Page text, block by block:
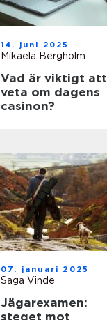
14. juni 2025
Mikaela Bergholm
Vad är viktigt att
veta om dagens
casinon?
07. januari 2025
Saga Vinde
Jägarexamen:
steget mot